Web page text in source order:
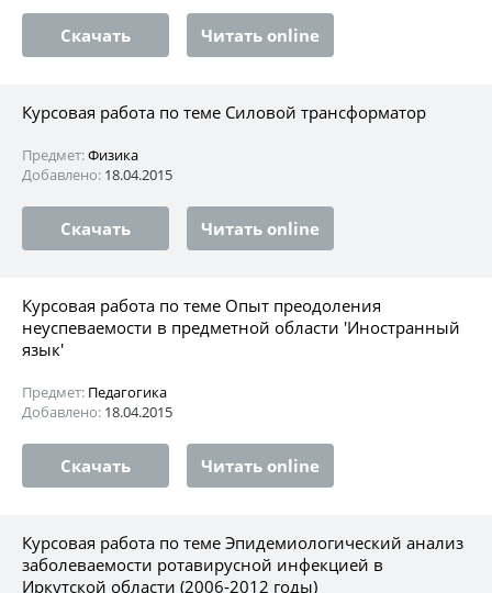
Скачать Читать online
Курсовая работа по теме Силовой трансформатор
Предмет:Физика
Добавлено: 18.04.2015
Скачать Читать online
Курсовая работа по теме Опыт преодоления
неуспеваемости в предметной области 'Иностранный
язык'
Предмет: Педагогика
Добавлено: 18.04.2015
Скачать Читать online
Курсовая работа по теме Эпидемиологический анализ
заболеваемости ротавирусной инфекцией в
Иркутской области (2006-2012 годы)